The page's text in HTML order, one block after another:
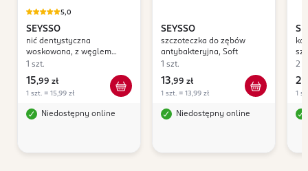
5,0
SEYSSO
nić dentystyczna
woskowana, z węglem
aktywnym, 40 m
1 szt.
15,99 zł
1 szt. = 15,99 zł
Niedostępny online
SEYSSO
szczoteczka do zębów
antybakteryjna, Soft
1 szt.
13,99 zł
1 szt. = 13,99 zł
Niedostępny online
2
22
1